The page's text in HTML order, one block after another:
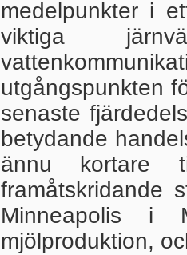
medelpunkter i
viktiga
utgångspunkten
senaste
betydande
ännu kortare
framåtskridande
Minneapolis i
mjölproduktion,